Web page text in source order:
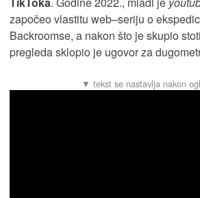
započeo vlastitu web–seriju o
Backroomse, a nakon što je skupio
pregleda sklopio je ugovor za